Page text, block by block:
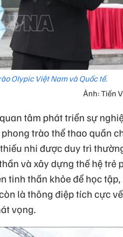
Olypic Việt Nam và Quốc tế.
Ảnh: Tiến
tâm phát triển sự
trào thể thao quần
nhi được duy trì
và xây dựng thế hệ trẻ
tinh thần khỏe để học tập,
là thông điệp tích cực
vọng.